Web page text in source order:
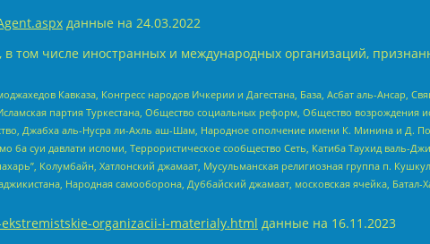
данные на 24.03.2022
том числе иностранных и международных организаций,
Кавказа, Конгресс народов Ичкерии и Дагестана, База, Асбат аль-Ансар,
партия Туркестана, Общество социальных реформ, Общество возрождения
Джабха аль-Нусра ли-Ахль аш-Шам, Народное ополчение имени К. Минина и Д.
ба суи давлати исломи, Террористическое сообщество Сеть, Катиба Таухид
Колумбайн, Хатлонский джамаат, Мусульманская религиозная группа п.
Народная самооборона, Дуббайский джамаат, московская ячейка,
organizacii-i-materialy.html данные на 16.11.2023